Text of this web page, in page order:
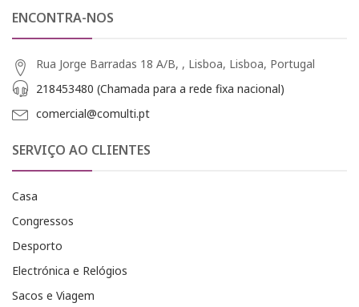
ENCONTRA-NOS
Rua Jorge Barradas 18 A/B, , Lisboa, Lisboa, Portugal
218453480 (Chamada para a rede fixa nacional)
comercial@comulti.pt
SERVIÇO AO CLIENTES
Casa
Congressos
Desporto
Electrónica e Relógios
Sacos e Viagem